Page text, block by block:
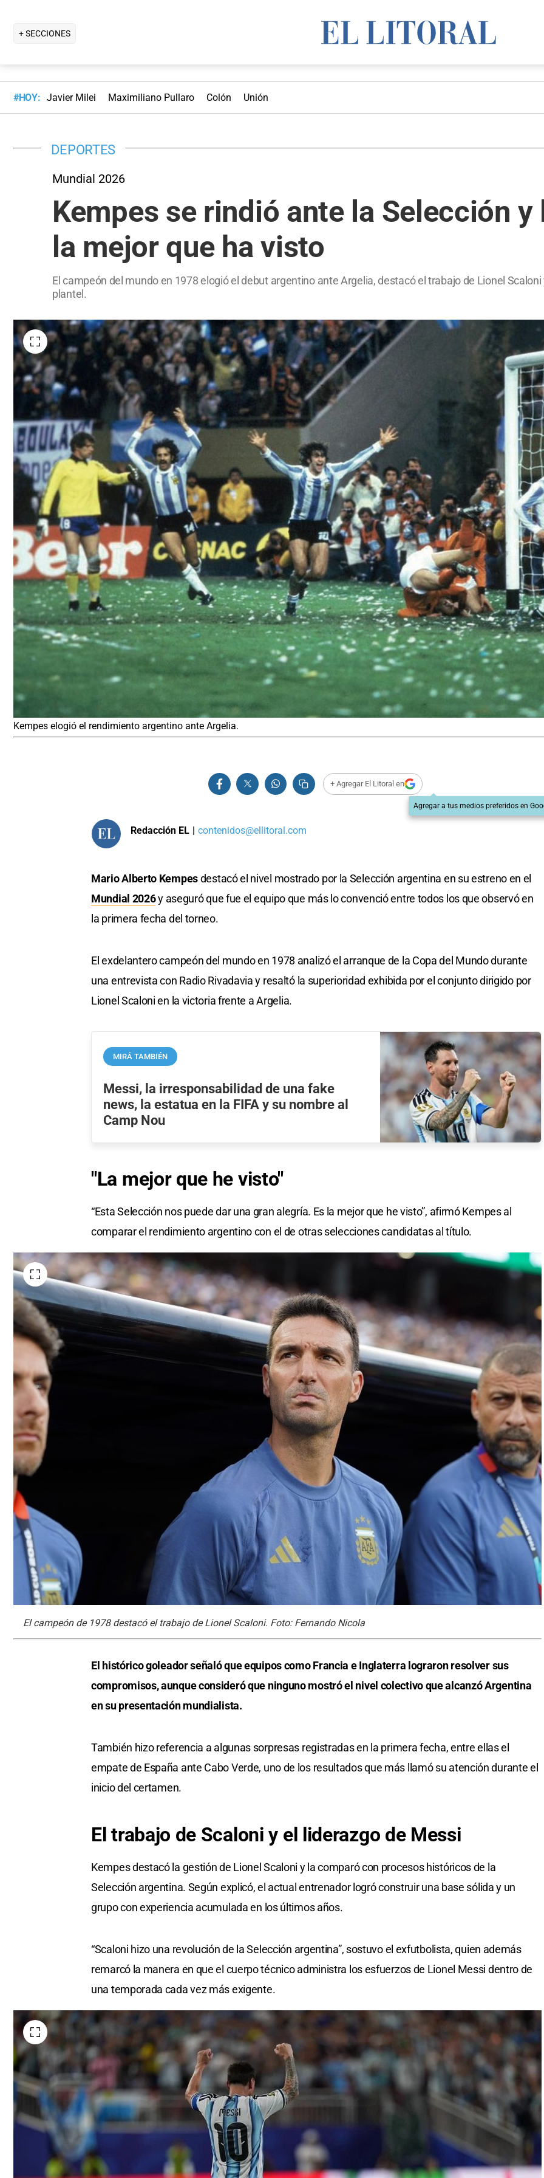
+ SECCIONES
#HOY: Javier Milei Maximiliano Pullaro Colón Unión
DEPORTES
Mundial 2026
Kempes se rindió ante la Selección
la mejor que ha visto
El campeón del mundo en 1978 elogió el debut argentino ante Argelia, destacó el trabajo de Lionel
plantel.
Kempes elogió el rendimiento argentino ante Argelia.
+ Agregar El Litoral en
Agregar a tus medios preferidos en
Redacción EL | contenidos@ellitoral.com
Mario Alberto Kempesdestacó el nivel mostrado por la Selección argentina en su estreno en el
Mundial 2026y aseguró que fue el equipo que más lo convenció entre todos los que observó en
la primera fecha del torneo.
El exdelantero campeón del mundo en 1978 analizó el arranque de la Copa del Mundo durante
una entrevista con Radio Rivadavia y resaltó la superioridad exhibida por el conjunto dirigido por
Lionel Scaloni en la victoria frente a Argelia.
MIRÁ TAMBIÉN
Messi, la irresponsabilidad de una fake
news, la estatua en la FIFA y su nombre al
Camp Nou
"La mejor que he visto"
“Esta Selección nos puede dar una gran alegría. Es la mejor que he visto”, afirmó Kempes al
comparar el rendimiento argentino con el de otras selecciones candidatas al título.
El campeón de 1978 destacó el trabajo de Lionel Scaloni. Foto: Fernando Nicola
El histórico goleador señaló que equipos como Francia e Inglaterra lograron resolver sus
compromisos, aunque consideró que ninguno mostró el nivel colectivo que alcanzó Argentina
en su presentación mundialista.
También hizo referencia a algunas sorpresas registradas en la primera fecha, entre ellas el
empate de España ante Cabo Verde, uno de los resultados que más llamó su atención durante el
inicio del certamen.
El trabajo de Scaloni y el liderazgo de Messi
Kempes destacó la gestión de Lionel Scaloni y la comparó con procesos históricos de la
Selección argentina. Según explicó, el actual entrenador logró construir una base sólida y un
grupo con experiencia acumulada en los últimos años.
“Scaloni hizo una revolución de la Selección argentina”, sostuvo el exfutbolista, quien además
remarcó la manera en que el cuerpo técnico administra los esfuerzos de Lionel Messi dentro de
una temporada cada vez más exigente.